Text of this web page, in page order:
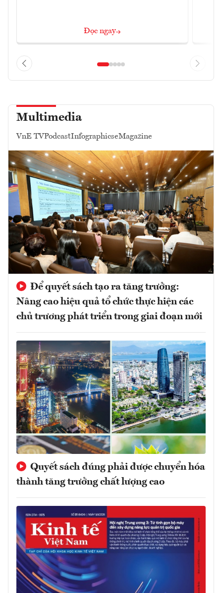
Đọc ngay
Multimedia
VnE TVPodcastInfographicseMagazine
Để quyết sách tạo ra tăng trưởng:
Nâng cao hiệu quả tổ chức thực hiện các
chủ trương phát triển trong giai đoạn mới
Quyết sách đúng phải được chuyển hóa
thành tăng trưởng chất lượng cao